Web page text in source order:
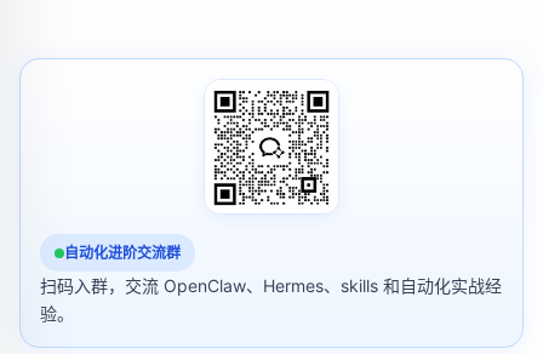
自动化进阶交流群
扫码入群，交流 OpenClaw、Hermes、skills 和自动化实战经
验。